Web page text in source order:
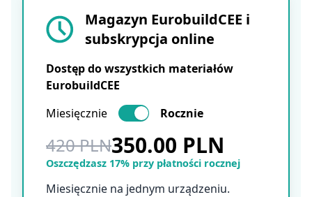
Magazyn EurobuildCEE i
subskrypcja online
Dostęp do wszystkich materiałów
EurobuildCEE
Miesięcznie
Rocznie
420 PLN350.00 PLN
Oszczędzasz 17% przy płatności rocznej
Miesięcznie na jednym urządzeniu.